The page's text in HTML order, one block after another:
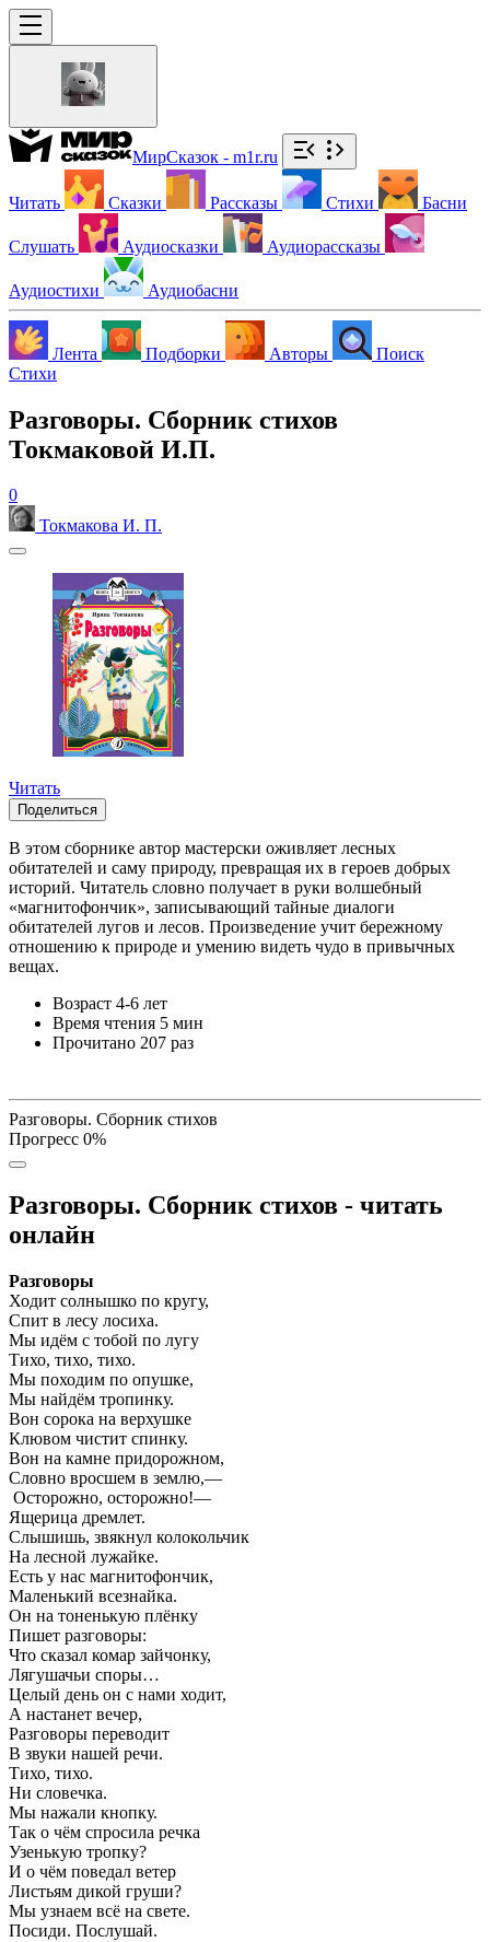
МирСказок - m1r.ru
Читать Сказки Рассказы Стихи Басни
Слушать Аудиосказки Аудиорассказы
Аудиостихи Аудиобасни
Лента Подборки Авторы
Поиск
Стихи
Разговоры. Сборник стихов
Токмаковой И.П.
0
Токмакова И. П.
Читать
Поделиться
В этом сборнике автор мастерски оживляет лесных
обитателей и саму природу, превращая их в героев добрых
историй. Читатель словно получает в руки волшебный
«магнитофончик», записывающий тайные диалоги
обитателей лугов и лесов. Произведение учит бережному
отношению к природе и умению видеть чудо в привычных
вещах.
Возраст 4-6 лет
Время чтения 5 мин
Прочитано 207 раз
Разговоры. Сборник стихов
Прогресс 0%
Разговоры. Сборник стихов - читать
онлайн
Разговоры
Ходит солнышко по кругу,
Спит в лесу лосиха.
Мы идём с тобой по лугу
Тихо, тихо, тихо.
Мы походим по опушке,
Мы найдём тропинку.
Вон сорока на верхушке
Клювом чистит спинку.
Вон на камне придорожном,
Словно вросшем в землю,—
Осторожно, осторожно!—
Ящерица дремлет.
Слышишь, звякнул колокольчик
На лесной лужайке.
Есть у нас магнитофончик,
Маленький всезнайка.
Он на тоненькую плёнку
Пишет разговоры:
Что сказал комар зайчонку,
Лягушачьи споры…
Целый день он с нами ходит,
А настанет вечер,
Разговоры переводит
В звуки нашей речи.
Тихо, тихо.
Ни словечка.
Мы нажали кнопку.
Так о чём спросила речка
Узенькую тропку?
И о чём поведал ветер
Листьям дикой груши?
Мы узнаем всё на свете.
Посиди. Послушай.